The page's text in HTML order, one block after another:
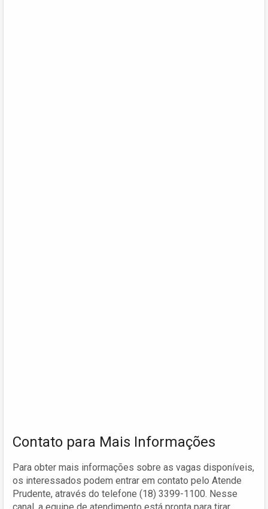
Contato para Mais Informações
Para obter mais informações sobre as vagas disponíveis,
os interessados podem entrar em contato pelo Atende
Prudente, através do telefone (18) 3399-1100. Nesse
canal, a equipe de atendimento está pronta para tirar